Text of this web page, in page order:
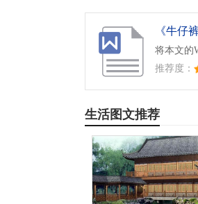
《牛仔
将本文的
推荐度：
生活图文推荐